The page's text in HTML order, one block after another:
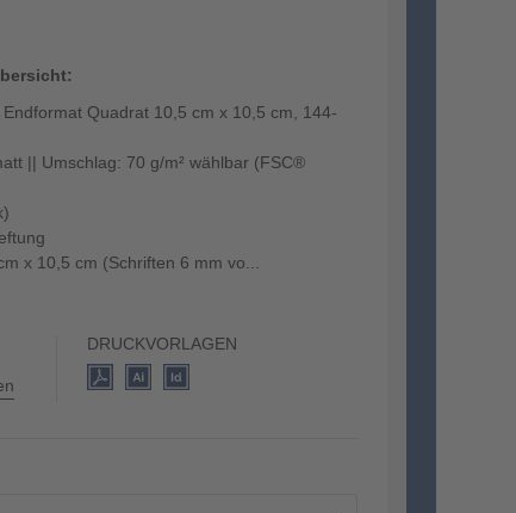
Quadrat 10,5 cm x 10,5 cm, 144-
|| Umschlag: 70 g/m² wählbar (FSC®
x 10,5 cm (Schriften 6 mm vo...
DRUCKVORLAGEN